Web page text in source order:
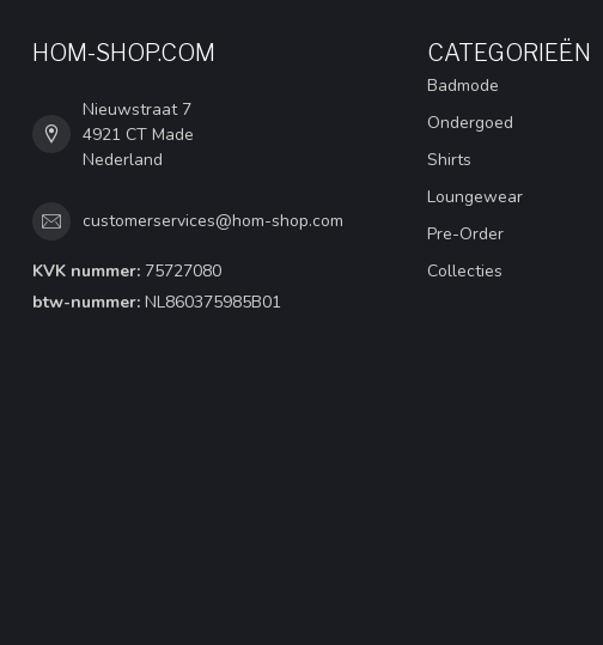
HOM-SHOP.COM
Nieuwstraat 7
4921 CT Made
Nederland
customerservices@hom-shop.com
KVK nummer: 75727080
btw-nummer: NL860375985B01
CATEGORIEËN
Badmode
Ondergoed
Shirts
Loungewear
Pre-Order
Collecties